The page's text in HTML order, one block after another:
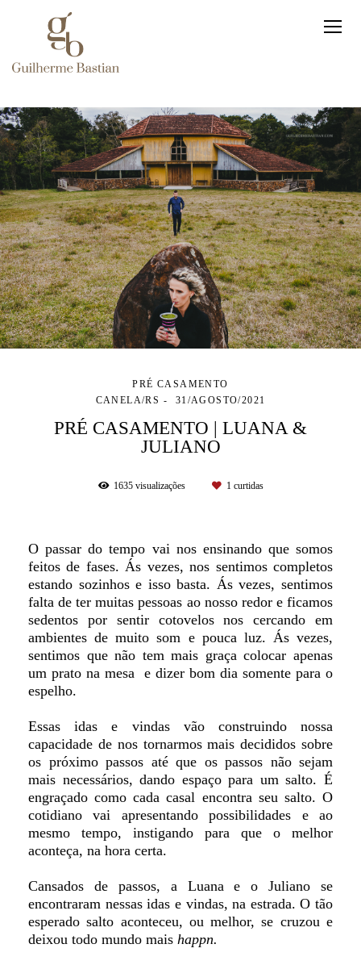
PRÉ CASAMENTO
CANELA/RS
31/AGOSTO/2021
PRÉ CASAMENTO | LUANA &
JULIANO
1635visualizações 1curtidas
O passar do tempo vai nos ensinando que somos
feitos de fases. Ás vezes, nos sentimos completos
estando sozinhos e isso basta. Ás vezes, sentimos
falta de ter muitas pessoas ao nosso redor e ficamos
sedentos por sentir cotovelos nos cercando em
ambientes de muito som e pouca luz. Ás vezes,
sentimos que não tem mais graça colocar apenas
um prato na mesa e dizer bom dia somente para o
espelho.
Essas idas e vindas vão construindo nossa
capacidade de nos tornarmos mais decididos sobre
os próximo passos até que os passos não sejam
mais necessários, dando espaço para um salto. É
engraçado como cada casal encontra seu salto. O
cotidiano vai apresentando possibilidades e ao
mesmo tempo, instigando para que o melhor
aconteça, na hora certa.
Cansados de passos, a Luana e o Juliano se
encontraram nessas idas e vindas, na estrada. O tão
esperado salto aconteceu, ou melhor, se cruzou e
deixou todo mundo mais happn.